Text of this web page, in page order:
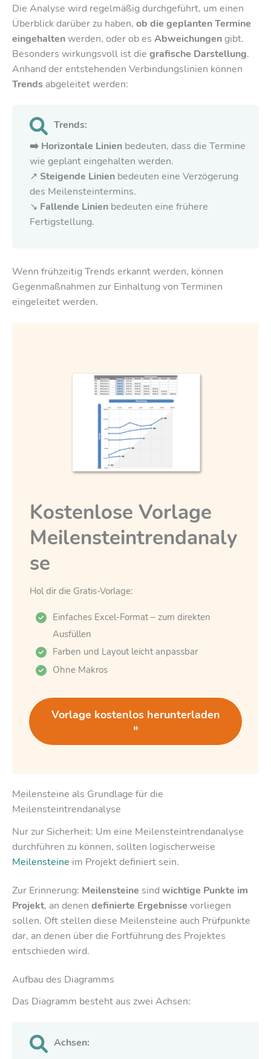
Die Analyse wird regelmäßig durchgeführt, um einen
Überblick darüber zu haben, ob die geplanten Termine
eingehaltenwerden, oder ob es Abweichungengibt.
Besonders wirkungsvoll ist die grafische Darstellung.
Anhand der entstehenden Verbindungslinien können
Trends abgeleitet werden:
Trends:
➡️ Horizontale Linienbedeuten, dass die Termine
wie geplant eingehalten werden.
↗️ Steigende Linienbedeuten eine Verzögerung
des Meilensteintermins.
↘️ Fallende Linienbedeuten eine frühere
Fertigstellung.
Wenn frühzeitig Trends erkannt werden, können
Gegenmaßnahmen zur Einhaltung von Terminen
eingeleitet werden.
Kostenlose Vorlage
Meilensteintrendanaly
se
Hol dir die Gratis-Vorlage:
Einfaches Excel-Format – zum direkten
Ausfüllen
Farben und Layout leicht anpassbar
Ohne Makros
Vorlage kostenlos herunterladen
»
Meilensteine als Grundlage für die
Meilensteintrendanalyse
Nur zur Sicherheit: Um eine Meilensteintrendanalyse
durchführen zu können, sollten logischerweise
Meilensteine im Projekt definiert sein.
Zur Erinnerung: Meilensteine sind wichtige Punkte im
Projekt, an denen definierte Ergebnisse vorliegen
sollen. Oft stellen diese Meilensteine auch Prüfpunkte
dar, an denen über die Fortführung des Projektes
entschieden wird.
Aufbau des Diagramms
Das Diagramm besteht aus zwei Achsen:
Achsen: